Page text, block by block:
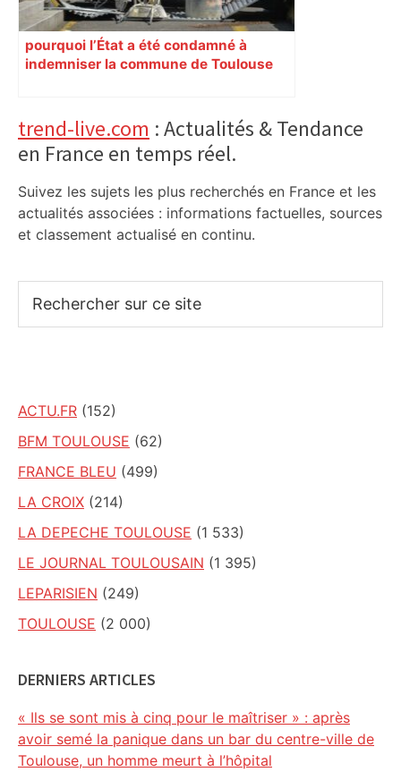
pourquoi l’État a été condamné à
indemniser la commune de Toulouse
Primary
Sidebar
trend-live.com : Actualités & Tendance
en France en temps réel.
Suivez les sujets les plus recherchés en France et les
actualités associées : informations factuelles, sources
et classement actualisé en continu.
sur
ACTU.FR (152)
BFM TOULOUSE (62)
FRANCE BLEU (499)
LA CROIX (214)
LA DEPECHE TOULOUSE (1 533)
LE JOURNAL TOULOUSAIN (1 395)
LEPARISIEN (249)
TOULOUSE (2 000)
DERNIERS ARTICLES
« Ils se sont mis à cinq pour le maîtriser » : après
avoir semé la panique dans un bar du centre-ville de
Toulouse, un homme meurt à l’hôpital